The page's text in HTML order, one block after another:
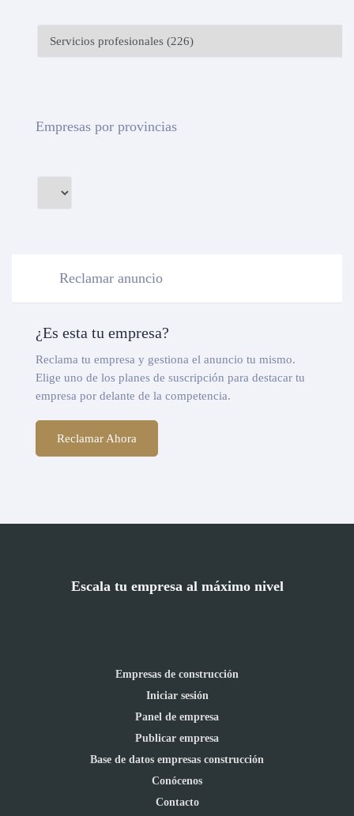
Empresas por provincias
Reclamar anuncio
¿Es esta tu empresa?
Reclama tu empresa y gestiona el anuncio tu mismo.
Elige uno de los planes de suscripción para destacar tu
empresa por delante de la competencia.
Reclamar Ahora
Escala tu empresa al máximo nivel
Empresas de construcción
Iniciar sesión
Panel de empresa
Publicar empresa
Base de datos empresas construcción
Conócenos
Contacto